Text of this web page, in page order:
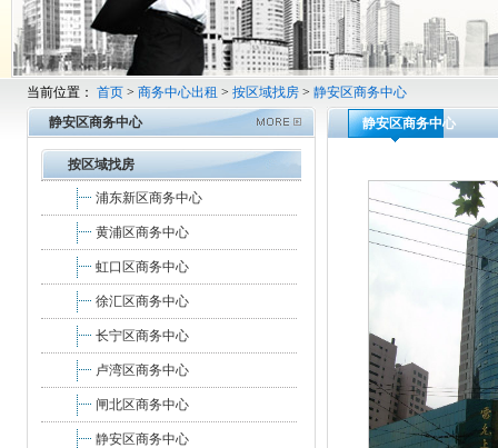
当前位置： 首页 > 商务中心出租 > 按区域找房 > 静安区商务中心
静安区商务中心
按区域找房
浦东新区商务中心
黄浦区商务中心
虹口区商务中心
徐汇区商务中心
长宁区商务中心
卢湾区商务中心
闸北区商务中心
静安区商务中心
静安区商务中心